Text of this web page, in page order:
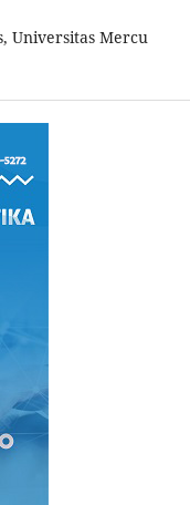
Universitas Mercu